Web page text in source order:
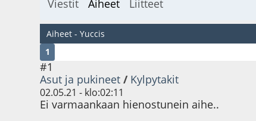
Viestit Aiheet Liitteet
Aiheet - Yuccis
1
#1
Asut ja pukineet / Kylpytakit
02.05.21 - klo:02:11
Ei varmaankaan hienostunein aihe..